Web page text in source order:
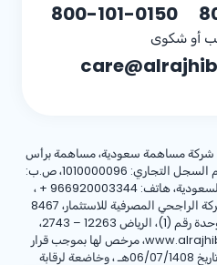
800-101-0150
أو شكوى
شركة مساهمة سعودية، مساهمة برأس
، رقم السجل التجاري: 1010000096، ص.ب:
+ 966920003344 ،
8001244455 العنوان الوطني: شركة الراجحي المصرفية للاستثمار، 8467
طريق الملك فهد – حي المروج، وحدة رقم (1)، الرياض 12263 – 2743،
الموقع الإلكتروني: www.alrajhibank.com.sa، مرخص لها بموجب قرار
معالي وزير المالية رقم 3/1698 وتاريخ 06/07/1408هـ ، وخاضعة لرقابة